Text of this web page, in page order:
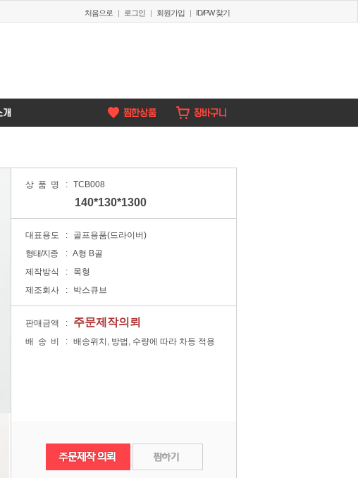
처음으로 | 로그인 | 회원가입 | ID/PW 찾기
찜한상품
상품명 : TCB008
140*130*1300
대표용도 :
골프용품(드라이버)
형태/지종
: A형 B골
제작방식
:
목형
제조회사
: 박스큐브
판매금액 : 주문제작의뢰
배송비 : 배송위치, 방법, 수량에 따라 차등 적용